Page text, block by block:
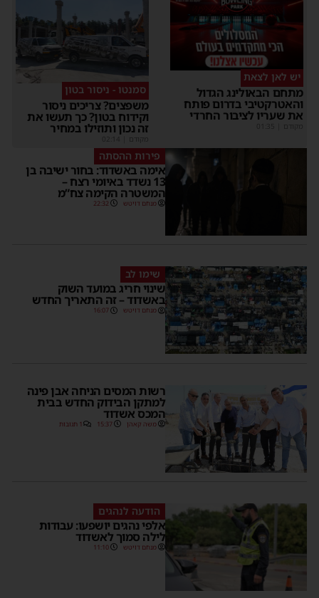
יש לאן לצאת
מתחם הבאולינג הגדול
והאטרקטיבי בדרום פותח
את שעריו לציבור החרדי
מקודם
סמנטו - ניסור בטון
משפצים? צריכים ניסור
וקידוח בטון? כך תעשו את
זה נכון ותוזילו במחיר
מקודם
פירות ההסתה
אימה באשדוד: בחור ישיבה בן
13 נשדד באיומי רצח –
המשטרה הקימה צח”מ
מנחם דויטש 22:32
שימו לב
שינוי חריג במועד השוק
באשדוד – זה התאריך החדש
מנחם דויטש 16:07
רשות המסים הניחה אבן פינה
למתקן הבידוק החדש בבית
המכס אשדוד
משה קאהן 15:37 1 תגובות
הודעה לנהגים
אלפי נהגים יושפעו: עבודות
לילה סמוך לאשדוד
מנחם דויטש 11:10